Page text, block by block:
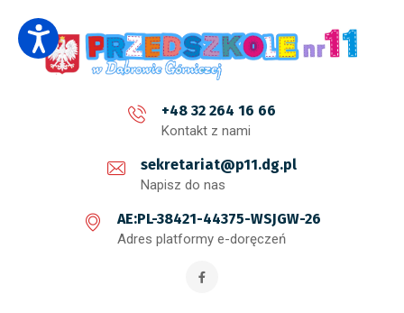
+48 32 264 16 66
Kontakt z nami
sekretariat@p11.dg.pl
Napisz do nas
AE:PL-38421-44375-WSJGW-26
Adres platformy e-doręczeń